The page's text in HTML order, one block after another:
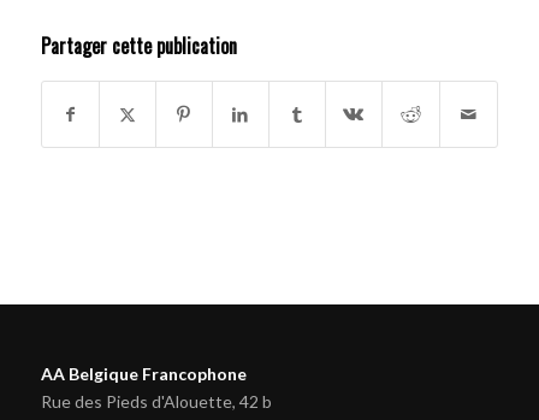
Partager cette publication
AA Belgique Francophone
Rue des Pieds d'Alouette, 42 b